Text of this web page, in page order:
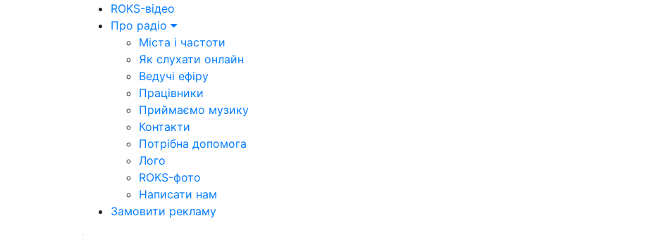
ROKS-відео
Про радіо
Міста і частоти
Як слухати онлайн
Ведучі ефіру
Працівники
Приймаємо музику
Контакти
Потрібна допомога
Лого
ROKS-фото
Написати нам
Замовити рекламу